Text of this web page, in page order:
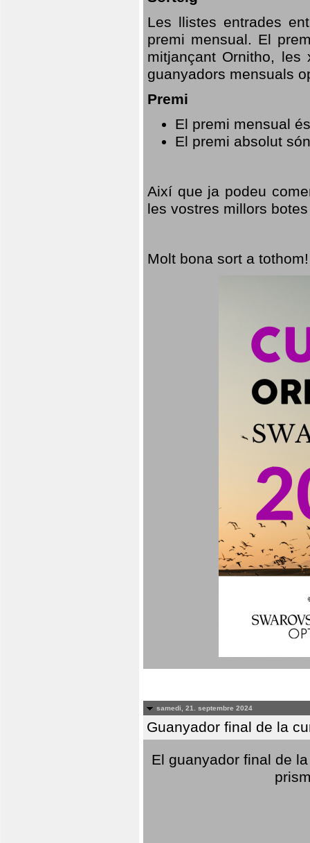
Les llistes entrades
premi mensual. El
mitjançant Ornitho,
guanyadors mensuals
Premi
El premi mensual
El premi absolut
Així que ja podeu
les vostres millors
Molt bona sort a tothom!
samedi, 21. septembre 2024
Guanyador final de la
El guanyador final de